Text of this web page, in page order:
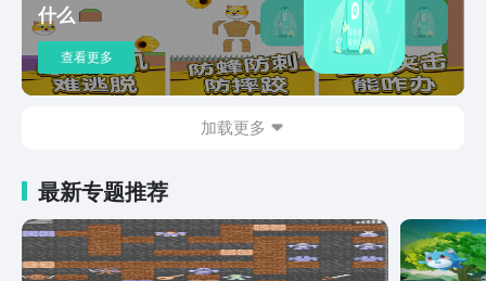
什么
查看更多
加载更多
最新专题推荐